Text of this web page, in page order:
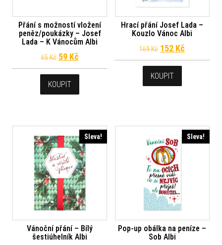
Přání s možností vložení
peněz/poukázky – Josef
Lada – K Vánocům Albi
65Kč Původní cena byla: 65 Kč.
59 KčAktuální cena je: 59 Kč.
KOUPIT
Hrací přání Josef Lada –
Kouzlo Vánoc Albi
169Kč Původní cena
152 Kč
KOUPIT
Sleva!
Vánoční přání – Bílý
šestiúhelník Albi
Sleva!
Pop-up obálka na peníze –
Sob Albi